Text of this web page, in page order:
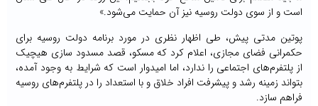
است و از سوی دولت روسیه نیز آن حمایت می‌شود.»
پوتین مدتی پیش، طی اظهار نظری در مورد برنامه دولت روسیه برای
حکمرانی فضای مجازی، اعلام کرد که مسکو، قصد مسدود سازی هیچیک
از پلتفرم‌های اجتماعی را ندارد، اما امیدوار است که شرایط به وجود آمده،
بتواند زمینه رشد و پیشرفت افراد خلاق و با استعداد را در پلتفرم‌های روسیه
فراهم سازد.